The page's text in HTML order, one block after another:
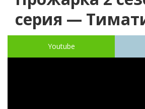
серия —
Youtube